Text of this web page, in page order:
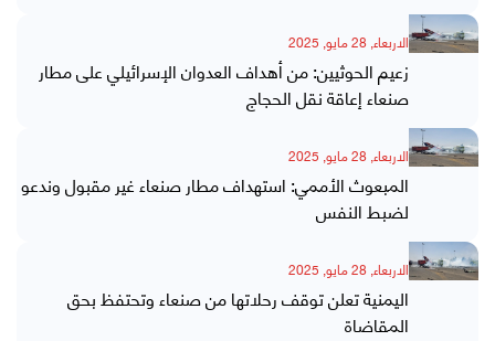
الاربعاء, 28 مايو, 2025
زعيم الحوثيين: من أهداف العدوان الإسرائيلي على مطار
صنعاء إعاقة نقل الحجاج
الاربعاء, 28 مايو, 2025
المبعوث الأممي: استهداف مطار صنعاء غير مقبول وندعو
لضبط النفس
الاربعاء, 28 مايو, 2025
اليمنية تعلن توقف رحلاتها من صنعاء وتحتفظ بحق
المقاضاة